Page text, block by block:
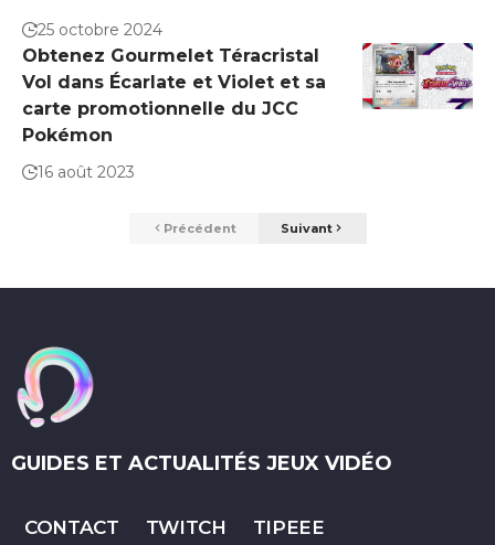
25 octobre 2024
Obtenez Gourmelet Téracristal
Vol dans Écarlate et Violet et sa
carte promotionnelle du JCC
Pokémon
16 août 2023
Précédent Suivant
GUIDES ET ACTUALITÉS JEUX VIDÉO
CONTACT TWITCH TIPEEE